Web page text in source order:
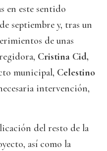
en este sentido
septiembre y, tras un
de unas
Cristina Cid,
municipal, Celestino
intervención,
del resto de la
así como la